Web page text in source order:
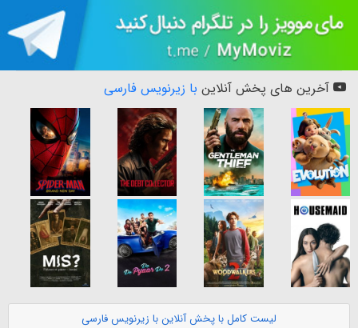
آخرین های پخش آنلاین با زیرنویس فارسی
لیست کامل با پخش آنلاین با زیرنویس فارسی